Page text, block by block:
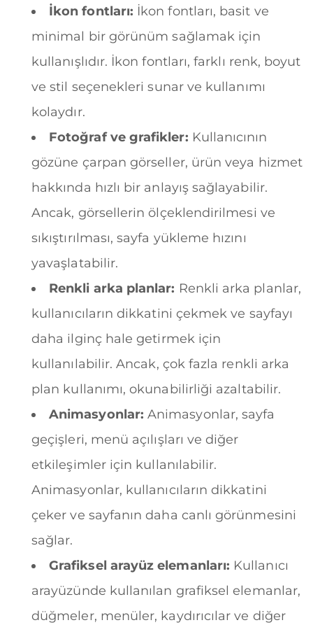
İkon fontları: İkon fontları, basit ve
minimal bir görünüm sağlamak için
kullanışlıdır. İkon fontları, farklı renk, boyut
ve stil seçenekleri sunar ve kullanımı
kolaydır.
Fotoğraf ve grafikler: Kullanıcının
gözüne çarpan görseller, ürün veya hizmet
hakkında hızlı bir anlayış sağlayabilir.
Ancak, görsellerin ölçeklendirilmesi ve
sıkıştırılması, sayfa yükleme hızını
yavaşlatabilir.
Renkli arka planlar: Renkli arka planlar,
kullanıcıların dikkatini çekmek ve sayfayı
daha ilginç hale getirmek için
kullanılabilir. Ancak, çok fazla renkli arka
plan kullanımı, okunabilirliği azaltabilir.
Animasyonlar: Animasyonlar, sayfa
geçişleri, menü açılışları ve diğer
etkileşimler için kullanılabilir.
Animasyonlar, kullanıcıların dikkatini
çeker ve sayfanın daha canlı görünmesini
sağlar.
Grafiksel arayüz elemanları: Kullanıcı
arayüzünde kullanılan grafiksel elemanlar,
düğmeler, menüler, kaydırıcılar ve diğer